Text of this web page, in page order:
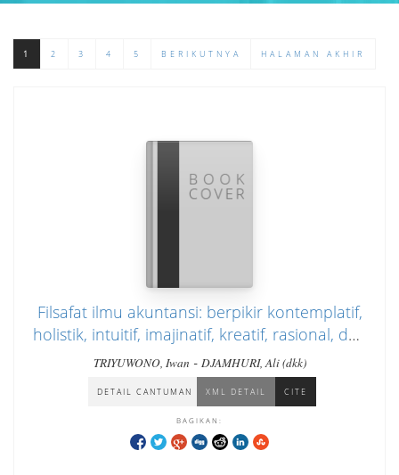
1 2 3 4 5 BERIKUTNYA HALAMAN AKHIR
Filsafat ilmu akuntansi: berpikir kontemplatif,
holistik, intuitif, imajinatif, kreatif, rasional, dan
radikal dalam akuntansi
TRIYUWONO, Iwan - DJAMHURI, Ali (dkk)
DETAIL CANTUMAN XML DETAIL CITE
BAGIKAN: